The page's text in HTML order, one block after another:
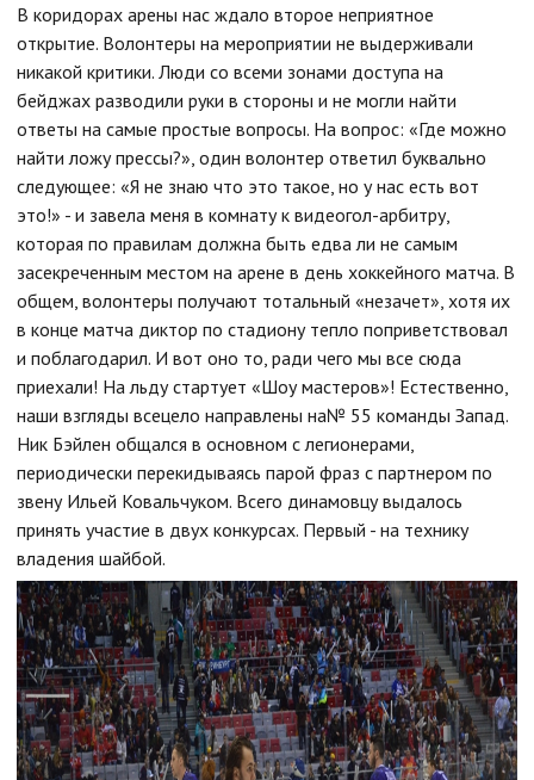
В коридорах арены нас ждало второе неприятное
открытие. Волонтеры на мероприятии не выдерживали
никакой критики. Люди со всеми зонами доступа на
бейджах разводили руки в стороны и не могли найти
ответы на самые простые вопросы. На вопрос: «Где можно
найти ложу прессы?», один волонтер ответил буквально
следующее: «Я не знаю что это такое, но у нас есть вот
это!» - и завела меня в комнату к видеогол-арбитру,
которая по правилам должна быть едва ли не самым
засекреченным местом на арене в день хоккейного матча. В
общем, волонтеры получают тотальный «незачет», хотя их
в конце матча диктор по стадиону тепло поприветствовал
и поблагодарил. И вот оно то, ради чего мы все сюда
приехали! На льду стартует «Шоу мастеров»! Естественно,
наши взгляды всецело направлены на№ 55 команды Запад.
Ник Бэйлен общался в основном с легионерами,
периодически перекидываясь парой фраз с партнером по
звену Ильей Ковальчуком. Всего динамовцу выдалось
принять участие в двух конкурсах. Первый - на технику
владения шайбой.